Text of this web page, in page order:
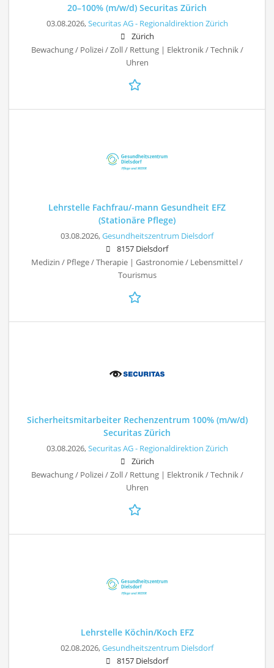
20–100% (m/w/d) Securitas Zürich
03.08.2026,Securitas AG - Regionaldirektion Zürich
Zürich
Bewachung / Polizei / Zoll / Rettung | Elektronik / Technik /
Uhren
Lehrstelle Fachfrau/-mann Gesundheit EFZ
(Stationäre Pflege)
03.08.2026,Gesundheitszentrum Dielsdorf
8157 Dielsdorf
Medizin / Pflege / Therapie | Gastronomie / Lebensmittel /
Tourismus
Sicherheitsmitarbeiter Rechenzentrum 100% (m/w/d)
Securitas Zürich
03.08.2026,Securitas AG - Regionaldirektion Zürich
Zürich
Bewachung / Polizei / Zoll / Rettung | Elektronik / Technik /
Uhren
Lehrstelle Köchin/Koch EFZ
02.08.2026,Gesundheitszentrum Dielsdorf
8157 Dielsdorf